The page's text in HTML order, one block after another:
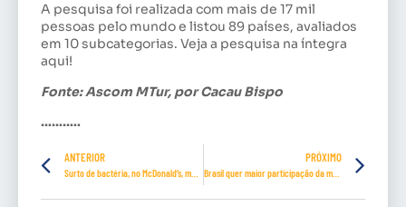
A pesquisa foi realizada com mais de 17 mil
pessoas pelo mundo e listou 89 países, avaliados
em 10 subcategorias. Veja a pesquisa na íntegra
aqui!
Fonte: Ascom MTur, por Cacau Bispo
………..
ANTERIOR PRÓXIMO
Brasil quer maior participação da mulher no turismo